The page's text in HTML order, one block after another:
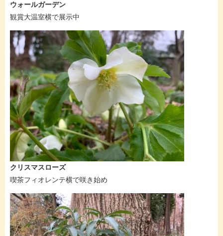
ウォールガーデン
観賞大温室横で展示中
クリスマスローズ
喫茶フィオレンテ横で咲き始め